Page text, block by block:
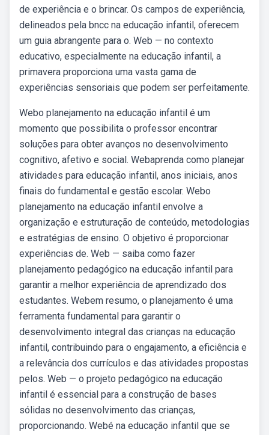
de experiência e o brincar. Os campos de experiência,
delineados pela bncc na educação infantil, oferecem
um guia abrangente para o. Web — no contexto
educativo, especialmente na educação infantil, a
primavera proporciona uma vasta gama de
experiências sensoriais que podem ser perfeitamente.
Webo planejamento na educação infantil é um
momento que possibilita o professor encontrar
soluções para obter avanços no desenvolvimento
cognitivo, afetivo e social. Webaprenda como planejar
atividades para educação infantil, anos iniciais, anos
finais do fundamental e gestão escolar. Webo
planejamento na educação infantil envolve a
organização e estruturação de conteúdo, metodologias
e estratégias de ensino. O objetivo é proporcionar
experiências de. Web — saiba como fazer
planejamento pedagógico na educação infantil para
garantir a melhor experiência de aprendizado dos
estudantes. Webem resumo, o planejamento é uma
ferramenta fundamental para garantir o
desenvolvimento integral das crianças na educação
infantil, contribuindo para o engajamento, a eficiência e
a relevância dos currículos e das atividades propostas
pelos. Web — o projeto pedagógico na educação
infantil é essencial para a construção de bases
sólidas no desenvolvimento das crianças,
proporcionando. Webé na educação infantil que se